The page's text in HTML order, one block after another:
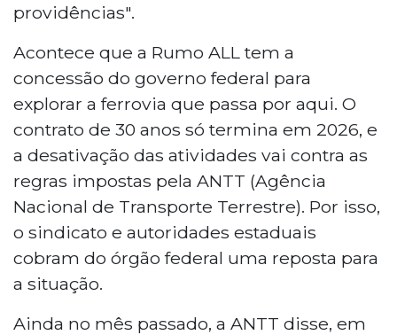
providências".
Acontece que a Rumo ALL tem a
concessão do governo federal para
explorar a ferrovia que passa por aqui. O
contrato de 30 anos só termina em 2026, e
a desativação das atividades vai contra as
regras impostas pela ANTT (Agência
Nacional de Transporte Terrestre). Por isso,
o sindicato e autoridades estaduais
cobram do órgão federal uma reposta para
a situação.
Ainda no mês passado, a ANTT disse, em